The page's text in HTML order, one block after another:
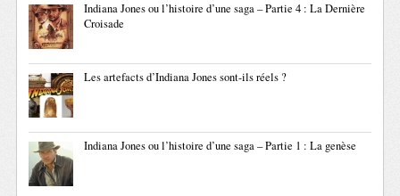
Indiana Jones ou l’histoire d’une saga – Partie 4 : La Dernière
Croisade
Les artefacts d’Indiana Jones sont-ils réels ?
Indiana Jones ou l’histoire d’une saga – Partie 1 : La genèse